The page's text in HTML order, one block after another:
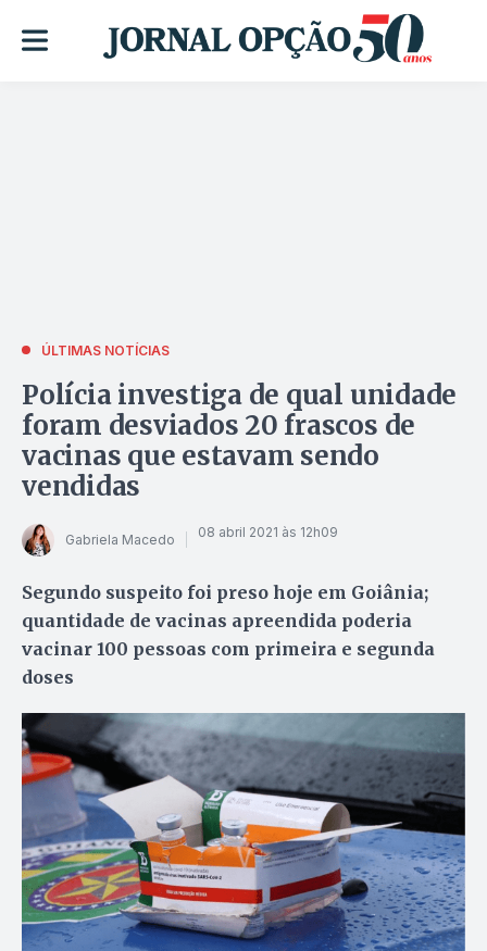
ÚLTIMAS NOTÍCIAS
Polícia investiga de qual unidade
foram desviados 20 frascos de
vacinas que estavam sendo
vendidas
Gabriela Macedo 08 abril 2021 às 12h09
Segundo suspeito foi preso hoje em Goiânia;
quantidade de vacinas apreendida poderia
vacinar 100 pessoas com primeira e segunda
doses